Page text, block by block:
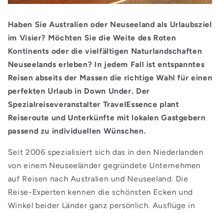
Haben Sie Australien oder Neuseeland als Urlaubsziel
im Visier? Möchten Sie die Weite des Roten
Kontinents oder die vielfältigen Naturlandschaften
Neuseelands erleben? In jedem Fall ist entspanntes
Reisen abseits der Massen die richtige Wahl für einen
perfekten Urlaub in Down Under. Der
Spezialreiseveranstalter TravelEssence plant
Reiseroute und Unterkünfte mit lokalen Gastgebern
passend zu individuellen Wünschen.
Seit 2006 spezialisiert sich das in den Niederlanden
von einem Neuseeländer gegründete Unternehmen
auf Reisen nach Australien und Neuseeland. Die
Reise-Experten kennen die schönsten Ecken und
Winkel beider Länder ganz persönlich. Ausflüge in